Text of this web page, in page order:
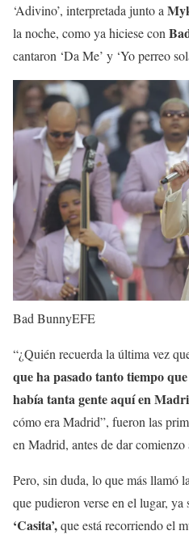
‘Adivino’, interpretada junto a
la noche, como ya hiciese con
cantaron ‘Da Me’ y ‘Yo perreo
Bad BunnyEFE
“¿Quién recuerda la última vez
que ha pasado tanto tiempo
había tanta gente aquí en
cómo era Madrid”, fueron las
en Madrid, antes de dar
Pero, sin duda, lo que más llamó
que pudieron verse en el lugar, ya
‘Casita’,que está recorriendo el